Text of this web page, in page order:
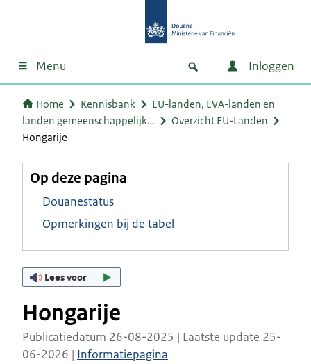
Menu Inloggen
Home Kennisbank
EU-landen, EVA-landen en
landen gemeenschappelijk…
Overzicht EU-Landen
Hongarije
Op deze pagina
Douanestatus
Opmerkingen bij de tabel
Lees voor
Hongarije
Publicatiedatum 26-08-2025 | Laatste update 25-
06-2026 | Informatiepagina